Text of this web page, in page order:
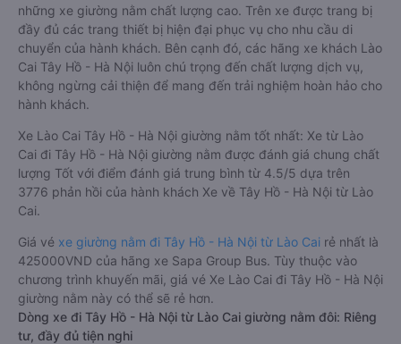
những xe giường nằm chất lượng cao. Trên xe được trang bị
đầy đủ các trang thiết bị hiện đại phục vụ cho nhu cầu di
chuyển của hành khách. Bên cạnh đó, các hãng xe khách Lào
Cai Tây Hồ - Hà Nội luôn chú trọng đến chất lượng dịch vụ,
không ngừng cải thiện để mang đến trải nghiệm hoàn hảo cho
hành khách.
Xe Lào Cai Tây Hồ - Hà Nội giường nằm tốt nhất: Xe từ Lào
Cai đi Tây Hồ - Hà Nội giường nằm được đánh giá chung chất
lượng Tốt với điểm đánh giá trung bình từ 4.5/5 dựa trên
3776 phản hồi của hành khách Xe về Tây Hồ - Hà Nội từ Lào
Cai.
Giá vé xe giường nằm đi Tây Hồ - Hà Nội từ Lào Cai rẻ nhất là
425000VND của hãng xe Sapa Group Bus. Tùy thuộc vào
chương trình khuyến mãi, giá vé Xe Lào Cai đi Tây Hồ - Hà Nội
giường nằm này có thể sẽ rẻ hơn.
Dòng xe đi Tây Hồ - Hà Nội từ Lào Cai giường nằm đôi: Riêng
tư, đầy đủ tiện nghi